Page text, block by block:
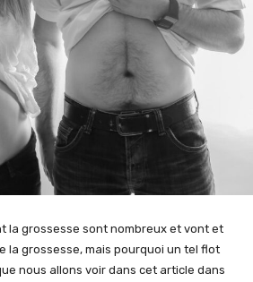
la grossesse sont nombreux et vont et
la grossesse, mais pourquoi un tel flot
nous allons voir dans cet article dans